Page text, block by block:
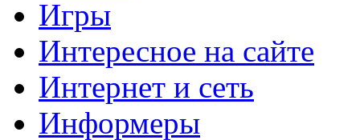
Игры
Интересное на сайте
Интернет и сеть
Информеры